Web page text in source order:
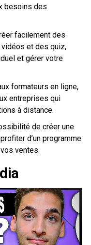
besoins des
facilement des
et des quiz,
et gérer votre
formateurs en ligne,
entreprises qui
à distance.
de créer une
d’un programme
ventes.